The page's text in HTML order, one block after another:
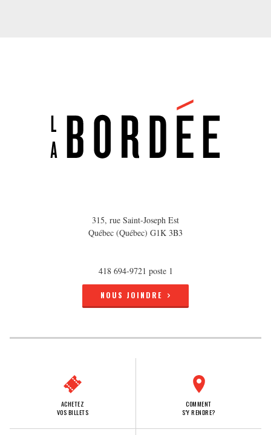
315, rue Saint-Joseph Est
Québec (Québec) G1K 3B3
418 694-9721 poste 1
NOUS JOINDRE
ACHETEZ
VOS BILLETS
COMMENT
S'Y RENDRE?